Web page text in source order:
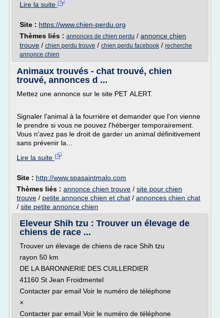
Lire la suite
Site : https://www.chien-perdu.org
Thèmes liés : annonces de chien perdu / annonce chien
trouve / chien perdu trouve / chien perdu facebook / recherche
annonce chien
Animaux trouvés - chat trouvé, chien
trouvé, annonces d ...
Mettez une annonce sur le site PET ALERT.
Signaler l'animal à la fourrière et demander que l'on vienne
le prendre si vous ne pouvez l'héberger temporairement.
Vous n'avez pas le droit de garder un animal définitivement
sans prévenir la...
Lire la suite
Site : http://www.spasaintmalo.com
Thèmes liés : annonce chien trouve / site pour chien
trouve / petite annonce chien et chat / annonces chien chat
/ site petite annonce chien
Eleveur Shih tzu : Trouver un élevage de
chiens de race ...
Trouver un élevage de chiens de race Shih tzu
rayon 50 km
DE LA BARONNERIE DES CUILLERDIER
41160 St Jean Froidmentel
Contacter par email Voir le numéro de téléphone
×
Contacter par email Voir le numéro de téléphone